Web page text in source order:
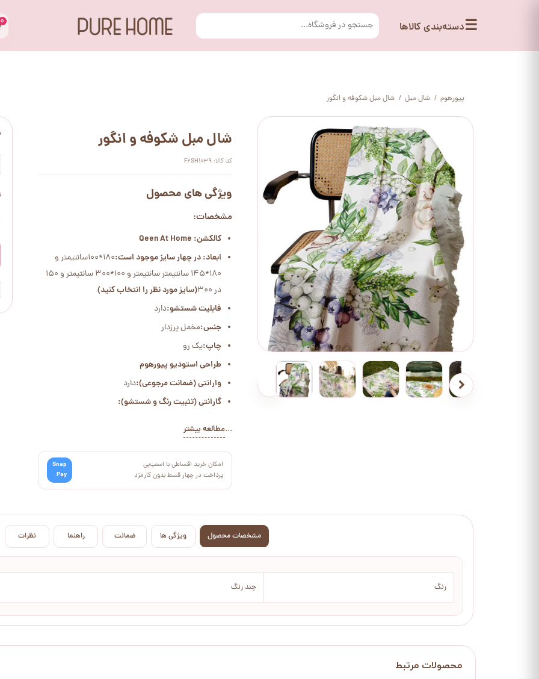
☰دسته‌بندی کالاها ۰
پیورهوم شال مبل شال مبل شکوفه و انگور
شال مبل شکوفه و انگور
کد کالا: F2SH1039
ویژگی های محصول
مشخصات:
کالکشن: Qeen At Home
ابعاد: در چهار سایز موجود است:
180*100سانتیمتر و
180*145 سانتیمتر سانتیمتر و 100*300 سانتیمتر و 150
در 300
(سایز مورد نظر را انتخاب کنید)
قابلیت شستشو:دارد
جنس:مخمل پرزدار
چاپ:یک رو
طراحی استودیو پیورهوم
وارانتی (ضمانت مرجوعی):دارد
گارانتی (تثبیت رنگ و شستشو):
...مطالعه بیشتر
امکان خرید اقساطی با اسنپ‌پی
پرداخت در چهار قسط بدون کارمزد
Snap
Pay
مشخصات محصول ویژگی ها ضمانت راهنما نظرات
رنگ چند رنگ